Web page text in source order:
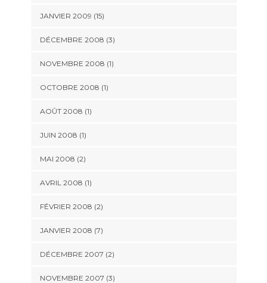
JANVIER 2009 (15)
DÉCEMBRE 2008 (3)
NOVEMBRE 2008 (1)
OCTOBRE 2008 (1)
AOÛT 2008 (1)
JUIN 2008 (1)
MAI 2008 (2)
AVRIL 2008 (1)
FÉVRIER 2008 (2)
JANVIER 2008 (7)
DÉCEMBRE 2007 (2)
NOVEMBRE 2007 (3)